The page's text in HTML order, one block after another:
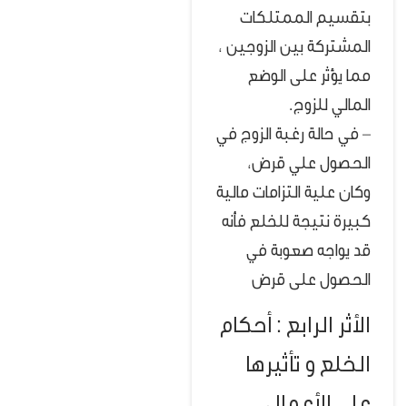
بتقسيم الممتلكات
المشتركة بين الزوجين ،
مما يؤثر على الوضع
المالي للزوج.
– في حالة رغبة الزوج في
الحصول علي قرض،
وكان علية التزامات مالية
كبيرة نتيجة للخلع فأنه
قد يواجه صعوبة في
الحصول على قرض
الأثر الرابع : أحكام
الخلع و تأثيرها